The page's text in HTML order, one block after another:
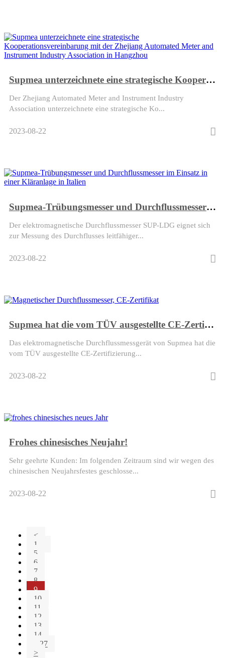
Supmea unterzeichnete eine strategische Kooperationsvereinbarung mit der Zhejiang Automated Meter and Instrument Industry Association in Hangzhou
Der Zhejiang Automated Meter and Instrument Industry
Association unterzeichnete eine strategische Ko...
2023-08-22
Supmea-Trübungsmesser und Durchflussmesser im Einsatz in einer Kläranlage in Italien
Der elektromagnetische Durchflussmesser SUP-LDG eignet sich
zur Messung des Durchflusses leitfähiger...
2023-08-22
Supmea hat die vom TÜV ausgestellte CE-Zertifizierung erhalten
Das elektromagnetische Durchflussmessgerät von Supmea hat die
vom TÜV ausgestellte CE-Zertifizierung...
2023-08-22
Frohes chinesisches Neujahr!
Sehr geehrte Kunden: Im folgenden Zeitraum sind wir wegen des
chinesischen Neujahrsfestes geschlosse...
2023-08-22
<
1...
5
6
7
8
9
10
11
12
13
14
...27
>